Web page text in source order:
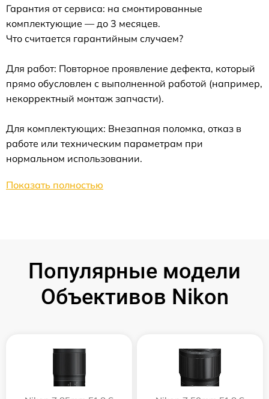
Гарантия от сервиса: на смонтированные
комплектующие — до 3 месяцев.
Что считается гарантийным случаем?
Для работ: Повторное проявление дефекта, который
прямо обусловлен с выполненной работой (например,
некорректный монтаж запчасти).
Для комплектующих: Внезапная поломка, отказ в
работе или техническим параметрам при
нормальном использовании.
Показать полностью
Популярные модели
Объективов Nikon